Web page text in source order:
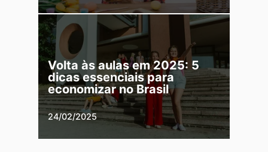
Volta às aulas em 2025: 5
dicas essenciais para
economizar no Brasil
24/02/2025